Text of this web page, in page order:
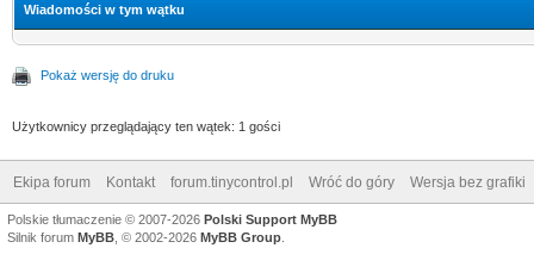
Wiadomości w tym wątku
Pokaż wersję do druku
Użytkownicy przeglądający ten wątek: 1 gości
Ekipa forum Kontakt forum.tinycontrol.pl Wróć do góry Wersja bez grafiki
Polskie tłumaczenie © 2007-2026 Polski Support MyBB
Silnik forum MyBB , © 2002-2026 MyBB Group